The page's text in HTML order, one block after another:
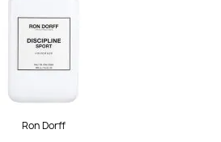
Ron Dorff